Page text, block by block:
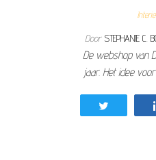
Door STEPHANIE C.
De webshop van
jaar. Het idee